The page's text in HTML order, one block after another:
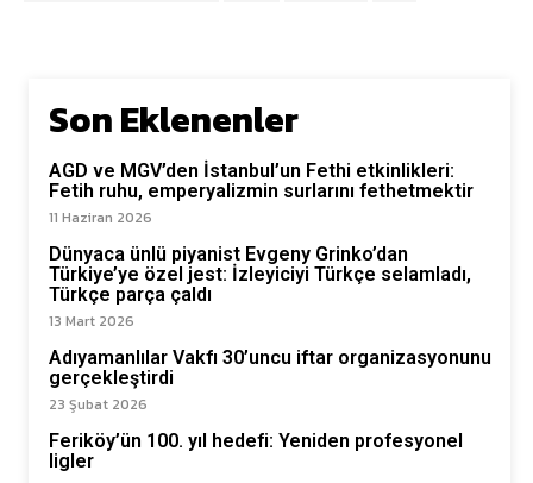
Son Eklenenler
AGD ve MGV’den İstanbul’un Fethi etkinlikleri:
Fetih ruhu, emperyalizmin surlarını fethetmektir
11 Haziran 2026
Dünyaca ünlü piyanist Evgeny Grinko’dan
Türkiye’ye özel jest: İzleyiciyi Türkçe selamladı,
Türkçe parça çaldı
13 Mart 2026
Adıyamanlılar Vakfı 30’uncu iftar organizasyonunu
gerçekleştirdi
23 Şubat 2026
Feriköy’ün 100. yıl hedefi: Yeniden profesyonel
ligler